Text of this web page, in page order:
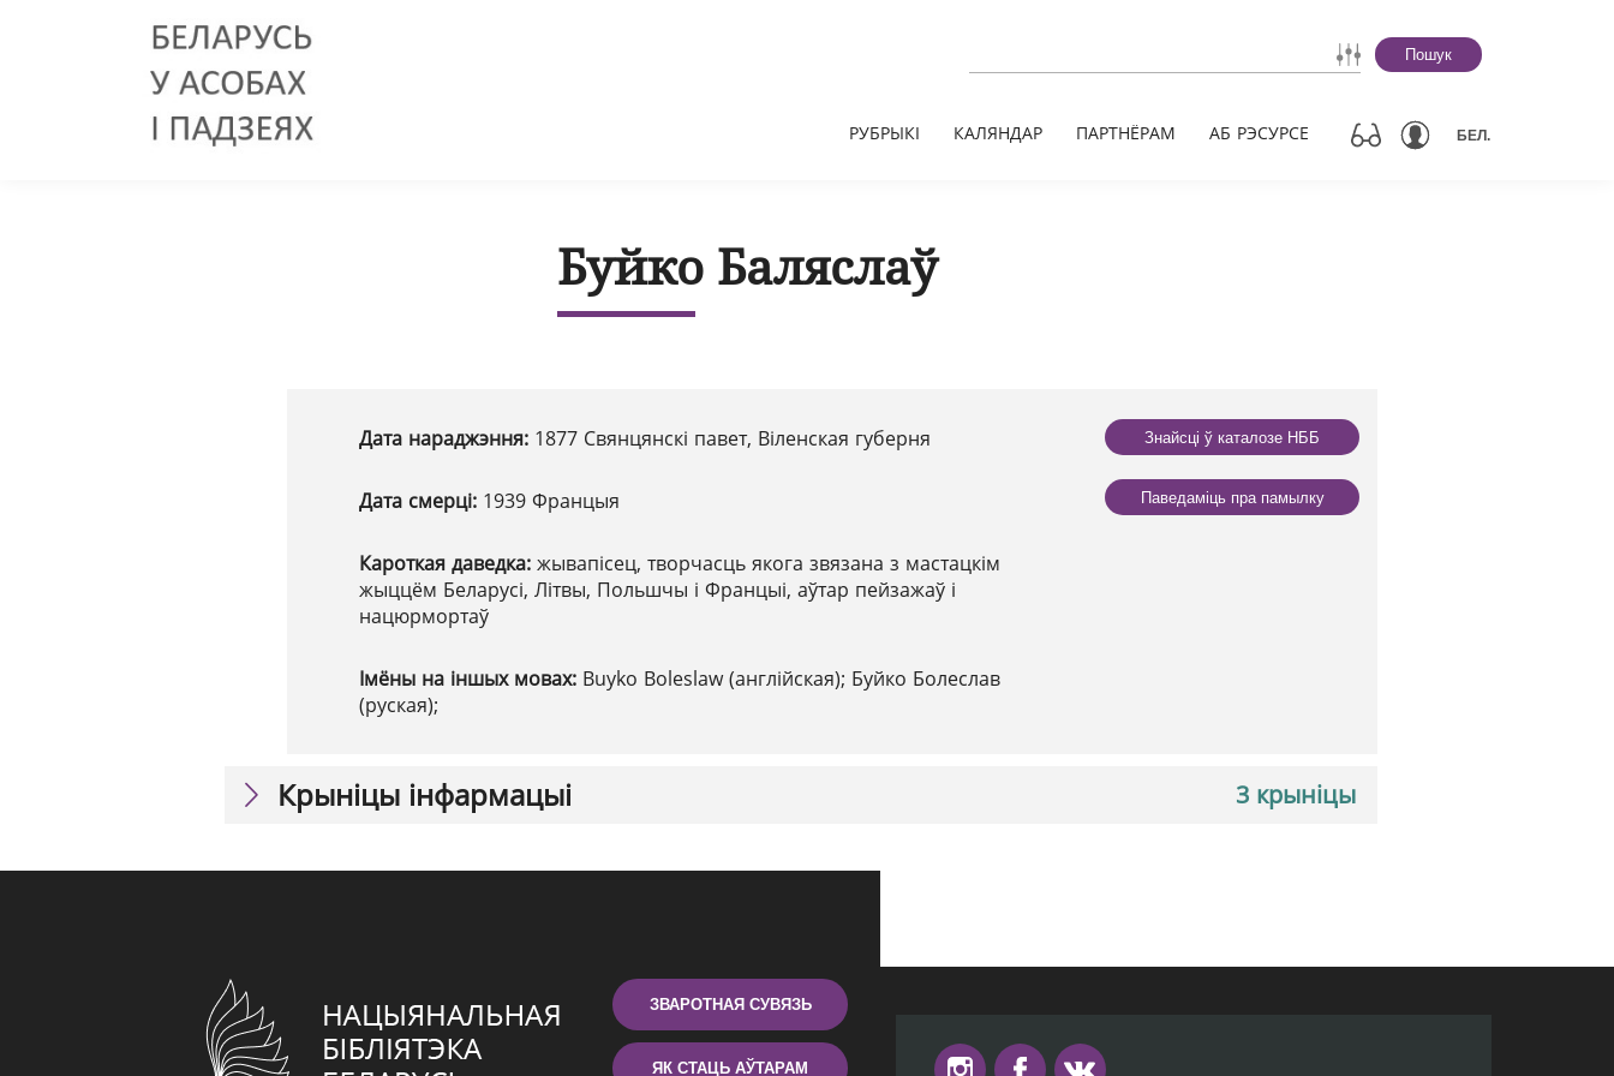
Пошук
РУБРЫКІ КАЛЯНДАР ПАРТНЁРАМ АБ РЭСУРСЕ БЕЛ.
Буйко Баляслаў
Дата нараджэння: 1877 Свянцянскі павет, Віленская губерня
Дата смерці: 1939 Францыя
Кароткая даведка: жывапісец, творчасць якога звязана з мастацкім
жыццём Беларусі, Літвы, Польшчы і Францыі, аўтар пейзажаў і
нацюрмортаў
Імёны на іншых мовах: Buyko Boleslaw (англійская); Буйко Болеслав
(руская);
Знайсці ў каталозе НББ
Паведаміць пра памылку
3 крыніцы
Крыніцы інфармацыі
ЗВАРОТНАЯ СУВЯЗЬ
ЯК СТАЦЬ АЎТАРАМ